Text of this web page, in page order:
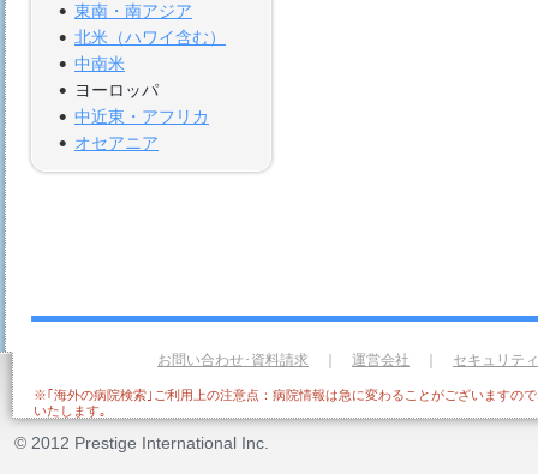
東南・南アジア
北米（ハワイ含む）
中南米
ヨーロッパ
中近東・アフリカ
オセアニア
※｢海外の病院検索｣ご利用上の注意点：病院情報は急に変わることがございますの
いたします｡
お問い合わせ･資料請求 運営会社 セキュリテ
© 2012 Prestige International Inc.